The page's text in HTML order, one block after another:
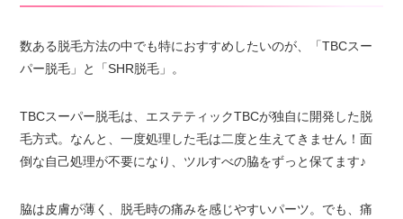
数ある脱毛方法の中でも特におすすめしたいのが、「TBCスー
パー脱毛」と「SHR脱毛」。
TBCスーパー脱毛は、エステティックTBCが独自に開発した脱
毛方式。なんと、一度処理した毛は二度と生えてきません！面
倒な自己処理が不要になり、ツルすべの脇をずっと保てます♪
脇は皮膚が薄く、脱毛時の痛みを感じやすいパーツ。でも、痛